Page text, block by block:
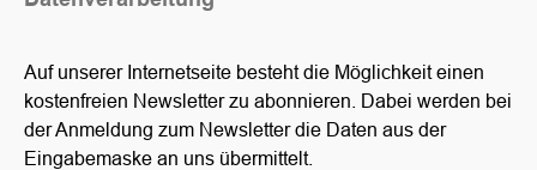
Auf unserer Internetseite besteht die Möglichkeit einen
kostenfreien Newsletter zu abonnieren. Dabei werden bei
der Anmeldung zum Newsletter die Daten aus der
Eingabemaske an uns übermittelt.